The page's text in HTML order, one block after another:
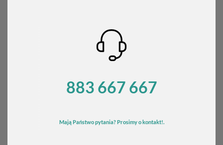
883 667 667
Mają Państwo pytania? Prosimy o kontakt!.